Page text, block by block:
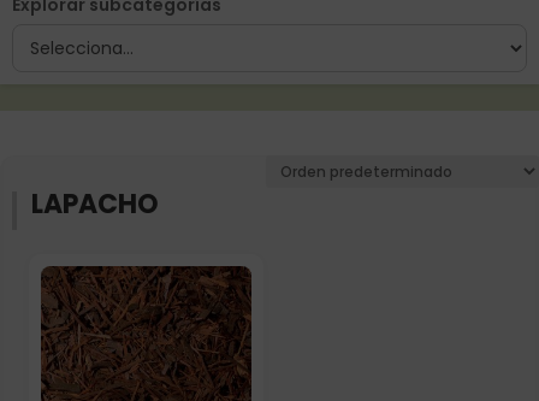
Explorar subcategorías
LAPACHO
Elige: Peso/formato